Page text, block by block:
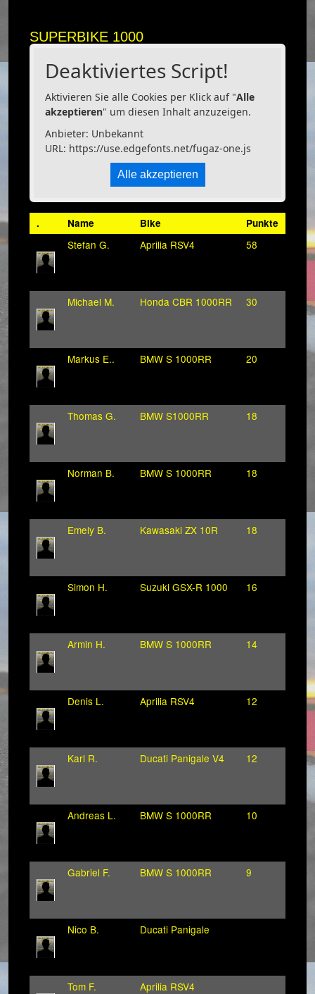
SUPERBIKE 1000
Deaktiviertes Script!
Aktivieren Sie alle Cookies per Klick auf "Alle
akzeptieren" um diesen Inhalt anzuzeigen.
Anbieter: Unbekannt
URL: https://use.edgefonts.net/fugaz-one.js
Alle akzeptieren
. Name Bike Punkte
Stefan G. Aprilia RSV4 58
Michael M. Honda CBR 1000RR 30
Markus E.. BMW S 1000RR 20
Thomas G. BMW S1000RR 18
Norman B. BMW S 1000RR 18
Emely B. Kawasaki ZX 10R 18
Simon H. Suzuki GSX-R 1000 16
Armin H. BMW S 1000RR 14
Denis L. Aprilia RSV4 12
Karl R. Ducati Panigale V4 12
Andreas L. BMW S 1000RR 10
Gabriel F. BMW S 1000RR 9
Nico B. Ducati Panigale
Tom F. Aprilia RSV4